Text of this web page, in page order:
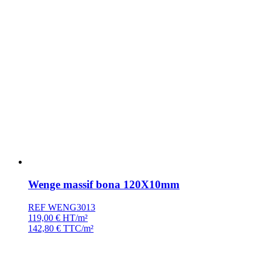
Wenge massif bona 120X10mm
REF WENG3013
119,00 € HT/m²
142,80 € TTC/m²